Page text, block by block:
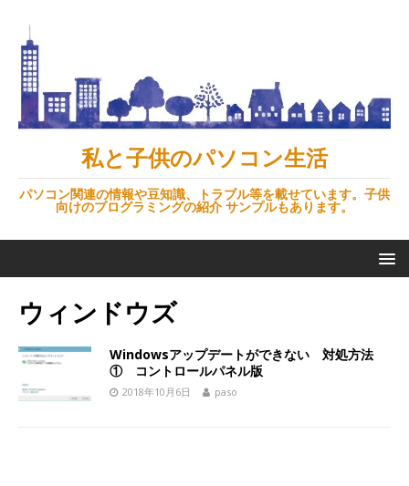
私と子供のパソコン生活
パソコン関連の情報や豆知識、トラブル等を載せています。子供
向けのプログラミングの紹介 サンプルもあります。
ウィンドウズ
Windowsアップデートができない 対処方法
① コントロールパネル版
2018年10月6日 paso